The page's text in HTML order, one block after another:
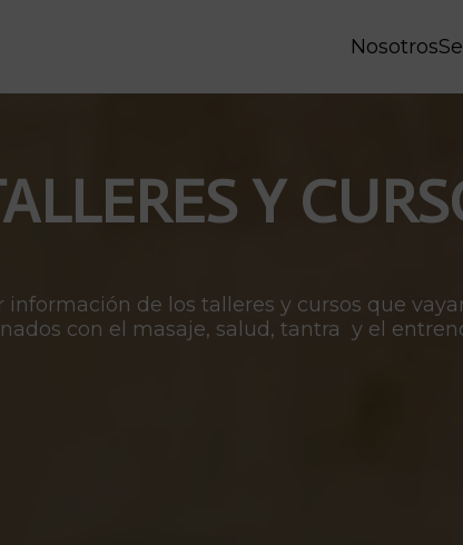
Nosotros
Y
información de los talleres y cursos que
con el masaje, salud, tantra y el